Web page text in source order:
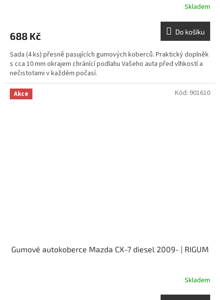
Skladem
688 Kč Do košíku
Sada (4 ks) přesně pasujících gumových koberců. Praktický doplněk
s cca 10 mm okrajem chránící podlahu Vašeho auta před vlhkostí a
nečistotami v každém počasí.
Akce
Gumové autokoberce Mazda CX-7 diesel 2009- | RIGUM
Skladem
Kód: 901610